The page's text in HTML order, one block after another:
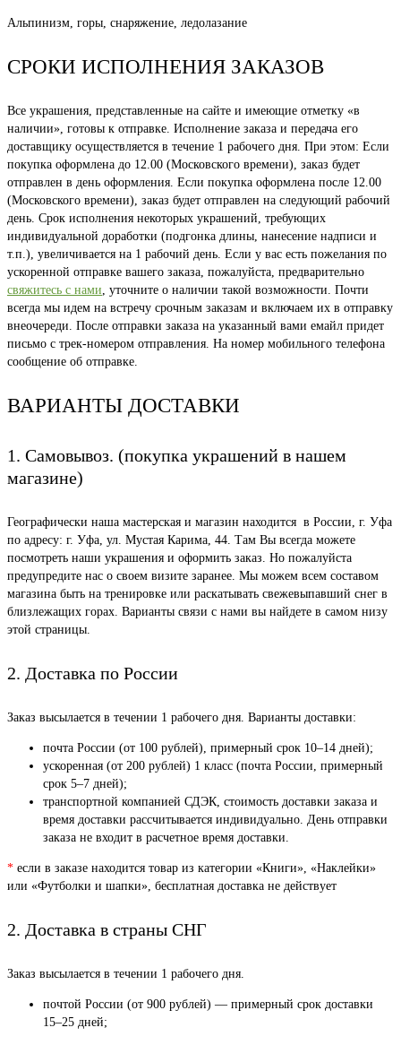
Альпинизм, горы, снаряжение, ледолазание
СРОКИ ИСПОЛНЕНИЯ ЗАКАЗОВ
Все украшения, представленные на сайте и имеющие отметку «в
наличии», готовы к отправке. Исполнение заказа и передача его
доставщику осуществляется в течение 1 рабочего дня. При этом: Если
покупка оформлена до 12.00 (Московского времени), заказ будет
отправлен в день оформления. Если покупка оформлена после 12.00
(Московского времени), заказ будет отправлен на следующий рабочий
день. Срок исполнения некоторых украшений, требующих
индивидуальной доработки (подгонка длины, нанесение надписи и
т.п.), увеличивается на 1 рабочий день. Если у вас есть пожелания по
ускоренной отправке вашего заказа, пожалуйста, предварительно
свяжитесь с нами, уточните о наличии такой возможности. Почти
всегда мы идем на встречу срочным заказам и включаем их в отправку
внеочереди. После отправки заказа на указанный вами емайл придет
письмо с трек-номером отправления. На номер мобильного телефона
сообщение об отправке.
ВАРИАНТЫ ДОСТАВКИ
1. Самовывоз. (покупка украшений в нашем
магазине)
Географически наша мастерская и магазин находится в России, г. Уфа
по адресу: г. Уфа, ул. Мустая Карима, 44. Там Вы всегда можете
посмотреть наши украшения и оформить заказ. Но пожалуйста
предупредите нас о своем визите заранее. Мы можем всем составом
магазина быть на тренировке или раскатывать свежевыпавший снег в
близлежащих горах. Варианты связи с нами вы найдете в самом низу
этой страницы.
2. Доставка по России
Заказ высылается в течении 1 рабочего дня. Варианты доставки:
почта России (от 100 рублей), примерный срок 10–14 дней);
ускоренная (от 200 рублей) 1 класс (почта России, примерный
срок 5–7 дней);
транспортной компанией СДЭК, стоимость доставки заказа и
время доставки рассчитывается индивидуально. День отправки
заказа не входит в расчетное время доставки.
* если в заказе находится товар из категории «Книги», «Наклейки»
или «Футболки и шапки», бесплатная доставка не действует
2. Доставка в страны СНГ
Заказ высылается в течении 1 рабочего дня.
почтой России (от 900 рублей) — примерный срок доставки
15–25 дней;